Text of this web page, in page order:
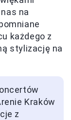
na
każdego z
stylizację na
Kraków
z